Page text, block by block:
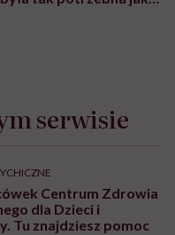
serwisie
Centrum Zdrowia
dla Dzieci i
Tu znajdziesz pomoc